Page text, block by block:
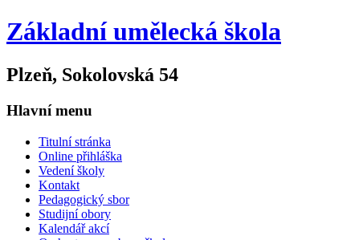
Základní umělecká škola
Plzeň, Sokolovská 54
Hlavní menu
Titulní stránka
Online přihláška
Vedení školy
Kontakt
Pedagogický sbor
Studijní obory
Kalendář akcí